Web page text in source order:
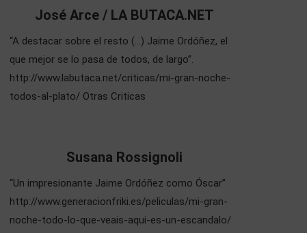
José Arce / LA BUTACA.NET
“A destacar sobre el resto (…) Jaime Ordóñez, el
que mejor se lo pasa de todos, de largo”.
http://www.labutaca.net/criticas/mi-gran-noche-
todos-al-plato/ Otras Criticas
Susana Rossignoli
“Un impresionante Jaime Ordóñez como Óscar”
http://www.generacionfriki.es/peliculas/mi-gran-
noche-todo-lo-que-veais-aqui-es-un-escandalo/